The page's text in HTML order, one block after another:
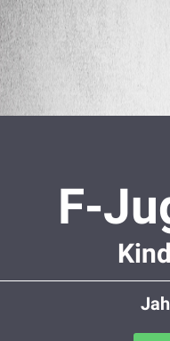
F-